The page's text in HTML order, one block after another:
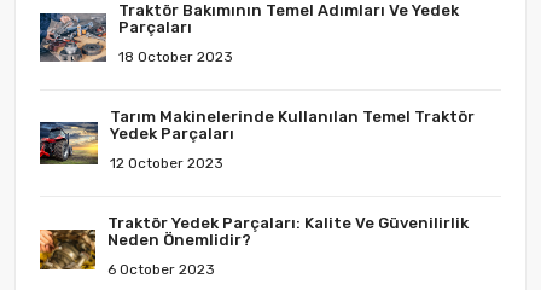
Traktör Bakımının Temel Adımları Ve Yedek
Parçaları
18 October 2023
Tarım Makinelerinde Kullanılan Temel Traktör
Yedek Parçaları
12 October 2023
Traktör Yedek Parçaları: Kalite Ve Güvenilirlik
Neden Önemlidir?
6 October 2023